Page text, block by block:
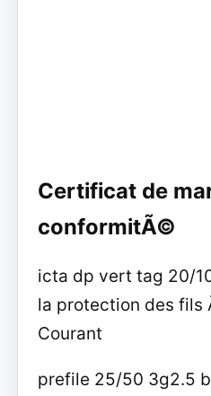
Certificat de
conformitÃ©
icta dp vert tag 20/
la protection des fils
Courant
prefile 25/50 3g2.5